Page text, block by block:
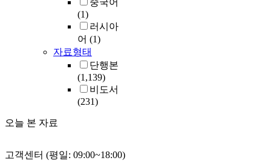
중국어
(1)
러시아
어 (1)
자료형태
단행본
(1,139)
비도서
(231)
오늘 본 자료
고객센터 (평일: 09:00~18:00)